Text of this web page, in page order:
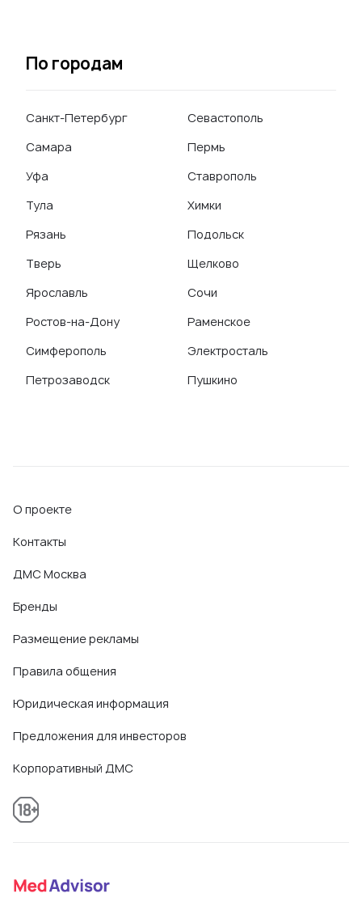
По городам
Санкт-Петербург
Самара
Уфа
Тула
Рязань
Тверь
Ярославль
Ростов-на-Дону
Симферополь
Петрозаводск
Севастополь
Пермь
Ставрополь
Химки
Подольск
Щелково
Сочи
Раменское
Электросталь
Пушкино
О проекте
Контакты
ДМС Москва
Бренды
Размещение рекламы
Правила общения
Юридическая информация
Предложения для инвесторов
Корпоративный ДМС